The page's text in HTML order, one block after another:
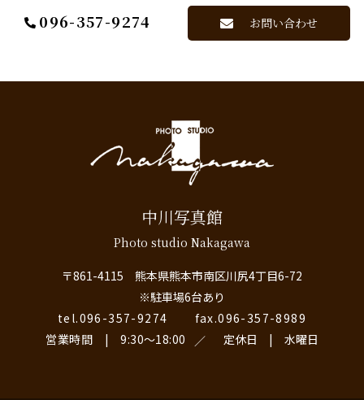
096-357-9274 お問い合わせ
中川写真館
Photo studio Nakagawa
〒861-4115 熊本県熊本市南区川尻4丁目6-72
※駐車場6台あり
tel.096-357-9274
fax.096-357-8989
営業時間 | 9:30〜18:00
定休日 | 水曜日